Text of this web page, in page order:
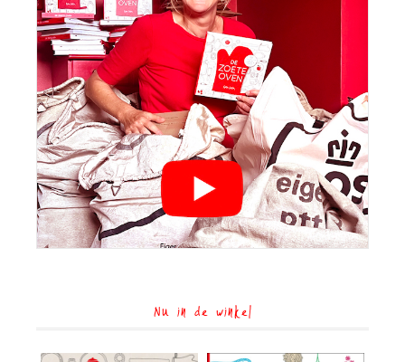
Nu in de winkel